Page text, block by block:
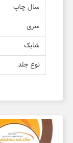
سال چاپ
سری
شابک
نوع جلد